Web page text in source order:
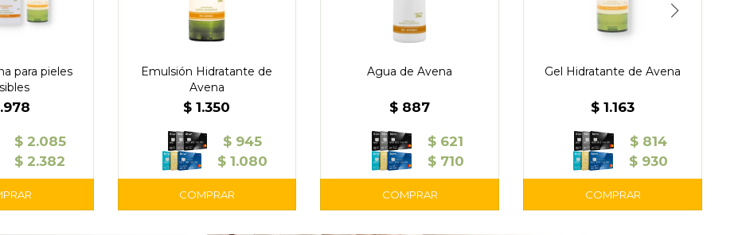
para pieles
$ 2.085
$ 2.382
Emulsión Hidratante de
Avena
$ 1.350
$ 945
$ 1.080
Agua de Avena
$ 887
$ 621
$ 710
Gel Hidratante de Avena
$ 1.163
$ 814
$ 930